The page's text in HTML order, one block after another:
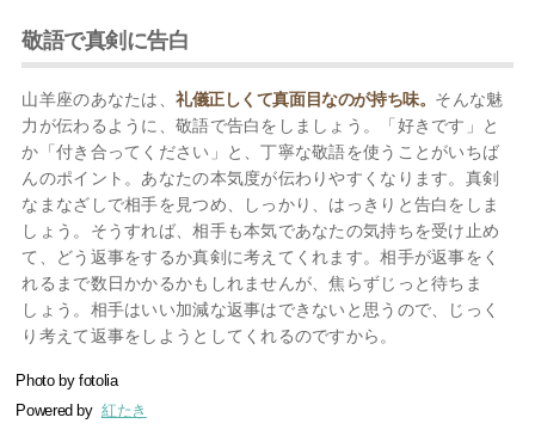
敬語で真剣に告白
山羊座のあなたは、 礼儀正しくて真面目なのが持ち味。 そんな魅
力が伝わるように、敬語で告白をしましょう。「好きです」と
か「付き合ってください」と、丁寧な敬語を使うことがいちば
んのポイント。あなたの本気度が伝わりやすくなります。真剣
なまなざしで相手を見つめ、しっかり、はっきりと告白をしま
しょう。そうすれば、相手も本気であなたの気持ちを受け止め
て、どう返事をするか真剣に考えてくれます。相手が返事をく
れるまで数日かかるかもしれませんが、焦らずじっと待ちま
しょう。相手はいい加減な返事はできないと思うので、じっく
り考えて返事をしようとしてくれるのですから。
Photo byfotolia
Powered by 紅たき